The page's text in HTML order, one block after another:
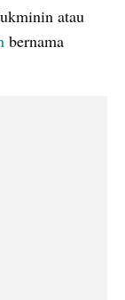
atau
bernama